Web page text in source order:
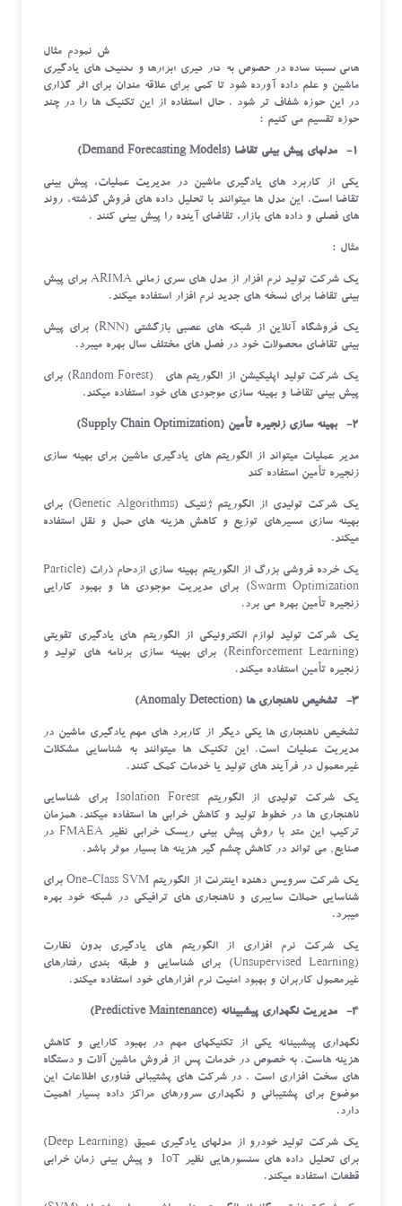
با توجه به ویژگی های اشاره شده در فوق، در ذیل تلاش نمودم مثال
هائی نسبتا ساده در خصوص به کار گیری ابزارها و تکنیک های یادگیری
ماشین و علم داده آورده شود تا کمی برای علاقه مندان برای اثر گذاری
در این حوزه شفاف تر شود . حال استفاده از این تکنیک ها را در چند
حوزه تقسیم می کنیم :
1- مدلهای پیش بینی تقاضا (Demand Forecasting Models)
یکی از کاربرد های یادگیری ماشین در مدیریت عملیات، پیش بینی
تقاضا است. این مدل ها میتوانند با تحلیل داده های فروش گذشته، روند
های فصلی و داده های بازار، تقاضای آینده را پیش بینی کنند .
مثال :
یک شرکت تولید نرم افزار از مدل های سری زمانی ARIMA برای پیش
بینی تقاضا برای نسخه های جدید نرم افزار استفاده میکند.
یک فروشگاه آنلاین از شبکه های عصبی بازگشتی (RNN) برای پیش
بینی تقاضای محصولات خود در فصل های مختلف سال بهره میبرد.
یک شرکت تولید اپلیکیشن از الگوریتم های (Random Forest) برای
پیش بینی تقاضا و بهینه سازی موجودی های خود استفاده میکند.
2- بهینه سازی زنجیره تأمین (Supply Chain Optimization)
مدیر عملیات میتواند از الگوریتم های یادگیری ماشین برای بهینه سازی
زنجیره تأمین استفاده کند
یک شرکت تولیدی از الگوریتم ژنتیک (Genetic Algorithms) برای
بهینه سازی مسیرهای توزیع و کاهش هزینه های حمل و نقل استفاده
میکند.
یک خرده فروشی بزرگ از الگوریتم بهینه سازی ازدحام ذرات (Particle
Swarm Optimization) برای مدیریت موجودی ها و بهبود کارایی
زنجیره تأمین بهره می برد.
یک شرکت تولید لوازم الکترونیکی از الگوریتم های یادگیری تقویتی
(Reinforcement Learning) برای بهینه سازی برنامه های تولید و
زنجیره تأمین استفاده میکند.
3- تشخیص ناهنجاری ها (Anomaly Detection)
تشخیص ناهنجاری ها یکی دیگر از کاربرد های مهم یادگیری ماشین در
مدیریت عملیات است. این تکنیک ها میتوانند به شناسایی مشکلات
غیرمعمول در فرآیند های تولید یا خدمات کمک کنند.
یک شرکت تولیدی از الگوریتم Isolation Forest برای شناسایی
ناهنجاری ها در خطوط تولید و کاهش خرابی ها استفاده میکند. همزمان
ترکیب این متد با روش پیش بینی ریسک خرابی نظیر FMAEA در
صنایع, می تواند در کاهش چشم گیر هزینه ها بسیار موثر باشد.
یک شرکت سرویس دهنده اینترنت از الگوریتم One-Class SVM برای
شناسایی حملات سایبری و ناهنجاری های ترافیکی در شبکه خود بهره
میبرد.
یک شرکت نرم افزاری از الگوریتم های یادگیری بدون نظارت
(Unsupervised Learning) برای شناسایی و طبقه بندی رفتارهای
غیرمعمول کاربران و بهبود امنیت نرم افزارهای خود استفاده میکند.
4- مدیریت نگهداری پیشبینانه (Predictive Maintenance)
نگهداری پیشبینانه یکی از تکنیکهای مهم در بهبود کارایی و کاهش
هزینه هاست. به خصوص در خدمات پس از فروش ماشین آلات و دستگاه
های سخت افزاری است . در شرکت های پشتیبانی فناوری اطلاعات این
موضوع برای پشتیبانی و نگهداری سرورهای مراکز داده بسیار اهمیت
دارد.
یک شرکت تولید خودرو از مدلهای یادگیری عمیق (Deep Learning)
برای تحلیل داده های سنسورهایی نظیر IoT و پیش بینی زمان خرابی
قطعات استفاده میکند.